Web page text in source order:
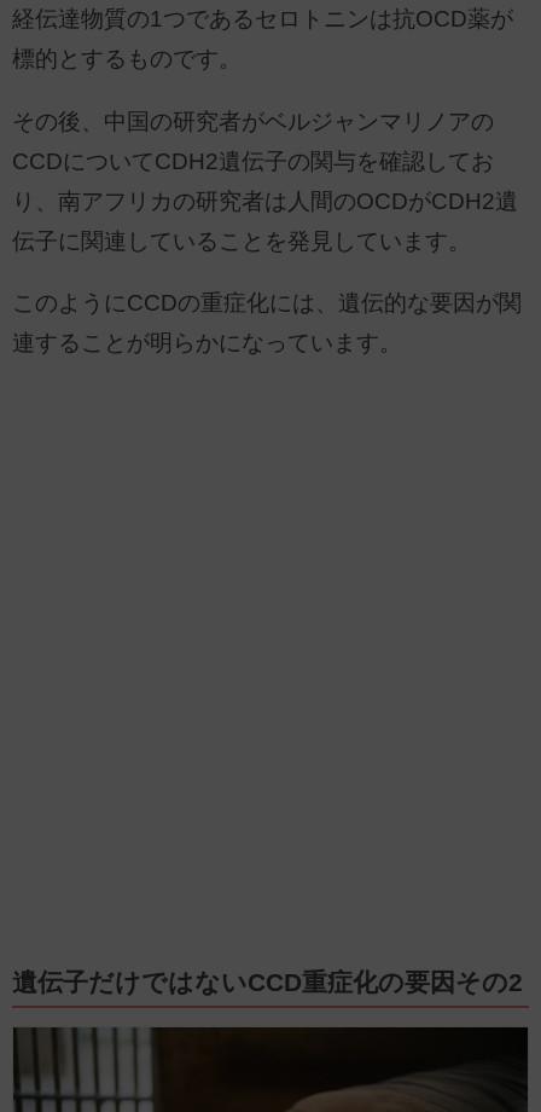
経伝達物質の1つであるセロトニンは抗OCD薬が
標的とするものです。
その後、中国の研究者がベルジャンマリノアの
CCDについてCDH2遺伝子の関与を確認してお
り、南アフリカの研究者は人間のOCDがCDH2遺
伝子に関連していることを発見しています。
このようにCCDの重症化には、遺伝的な要因が関
連することが明らかになっています。
遺伝子だけではないCCD重症化の要因その2